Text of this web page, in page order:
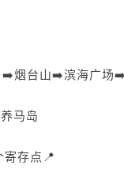
➡️烟台山➡️滨海广场
马岛
寄存点📍